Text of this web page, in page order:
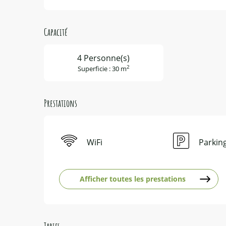
Capacité
4 Personne(s)
Superficie : 30 m2
Prestations
WiFi
Afficher toutes les prestations